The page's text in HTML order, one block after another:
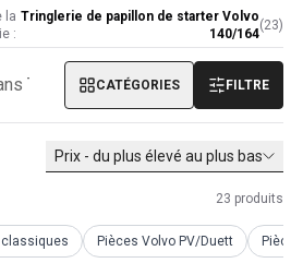
électrique
moteur Volvo Amazon
carburant/échappement
avant
air frais
la
:
Tringlerie de papillon de starter Volvo
140/164
(23)
CATÉGORIES FILTRE
Prix - du plus élevé au plus bas
23 produits
Pièces Volvo PV/Duett